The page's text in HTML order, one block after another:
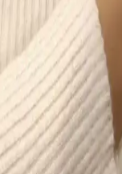
Seçimi ve
ve Doğal
ve uygulama
sahiptir. Tonlu
kadar ürünlerin işlevleri
Macunu 75 ml
Çözüm